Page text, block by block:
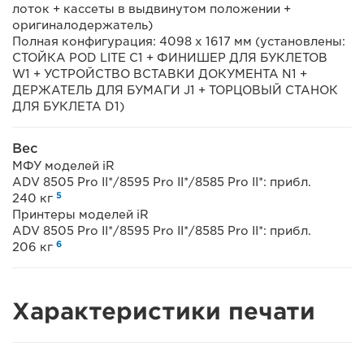
лоток + кассеты в выдвинутом положении +
оригиналодержатель)
Полная конфигурация: 4098 x 1617 мм (установлены:
СТОЙКА POD LITE C1 + ФИНИШЕР ДЛЯ БУКЛЕТОВ
W1 + УСТРОЙСТВО ВСТАВКИ ДОКУМЕНТА N1 +
ДЕРЖАТЕЛЬ ДЛЯ БУМАГИ J1 + ТОРЦОВЫЙ СТАНОК
ДЛЯ БУКЛЕТА D1)
Вес
МФУ моделей iR
ADV 8505 Pro II*/8595 Pro II*/8585 Pro II*: прибл.
240 кг 5
Принтеры моделей iR
ADV 8505 Pro II*/8595 Pro II*/8585 Pro II*: прибл.
206 кг 6
Характеристики печати